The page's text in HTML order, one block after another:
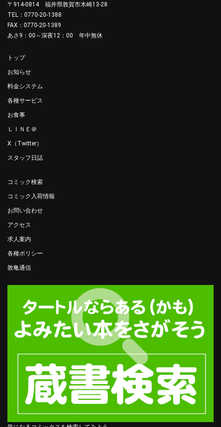
〒914-0814 福井県敦賀市木崎13-28
TEL：0770-20-1388
FAX：0770-20-1389
あさ9：00～深夜12：00 年中無休
トップ
お知らせ
料金システム
各種サービス
お食事
ＬＩＮＥ＠
X（Twitter）
スタッフ日誌
コミック検索
コミック入荷情報
お問い合わせ
アクセス
求人案内
各種ポリシー
敦亀通信